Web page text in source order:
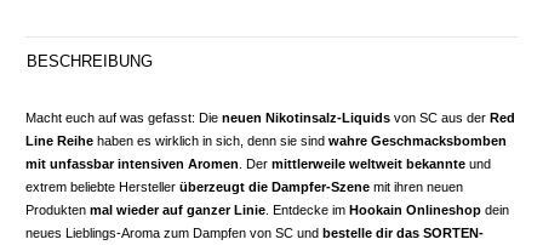
BESCHREIBUNG
Macht euch auf was gefasst: Die neuen Nikotinsalz-Liquids von SC aus der Red
Line Reihe haben es wirklich in sich, denn sie sind wahre Geschmacksbomben
mit unfassbar intensiven Aromen . Der mittlerweile weltweit bekannte und
extrem beliebte Hersteller überzeugt die Dampfer-Szene mit ihren neuen
Produkten mal wieder auf ganzer Linie . Entdecke im Hookain Onlineshop dein
neues Lieblings-Aroma zum Dampfen von SC und bestelle dir das SORTEN-